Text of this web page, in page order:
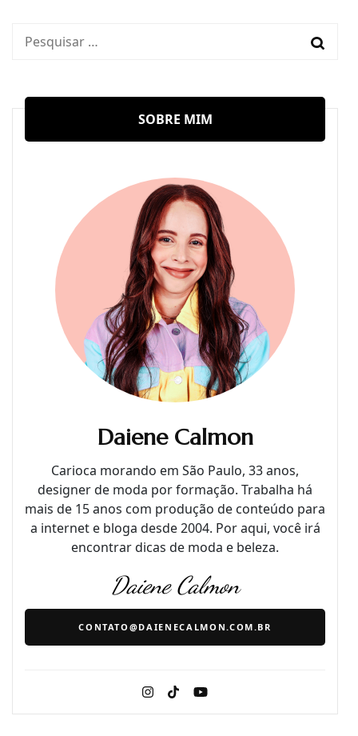
Pesquisar
SOBRE MIM
Daiene Calmon
Carioca morando em São Paulo, 33 anos,
designer de moda por formação. Trabalha há
mais de 15 anos com produção de conteúdo para
a internet e bloga desde 2004. Por aqui, você irá
encontrar dicas de moda e beleza.
Daiene Calmon
CONTATO@DAIENECALMON.COM.BR